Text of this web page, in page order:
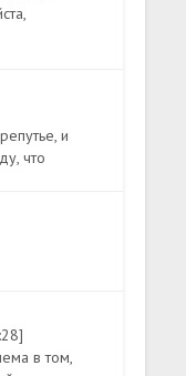
и
что
в том,